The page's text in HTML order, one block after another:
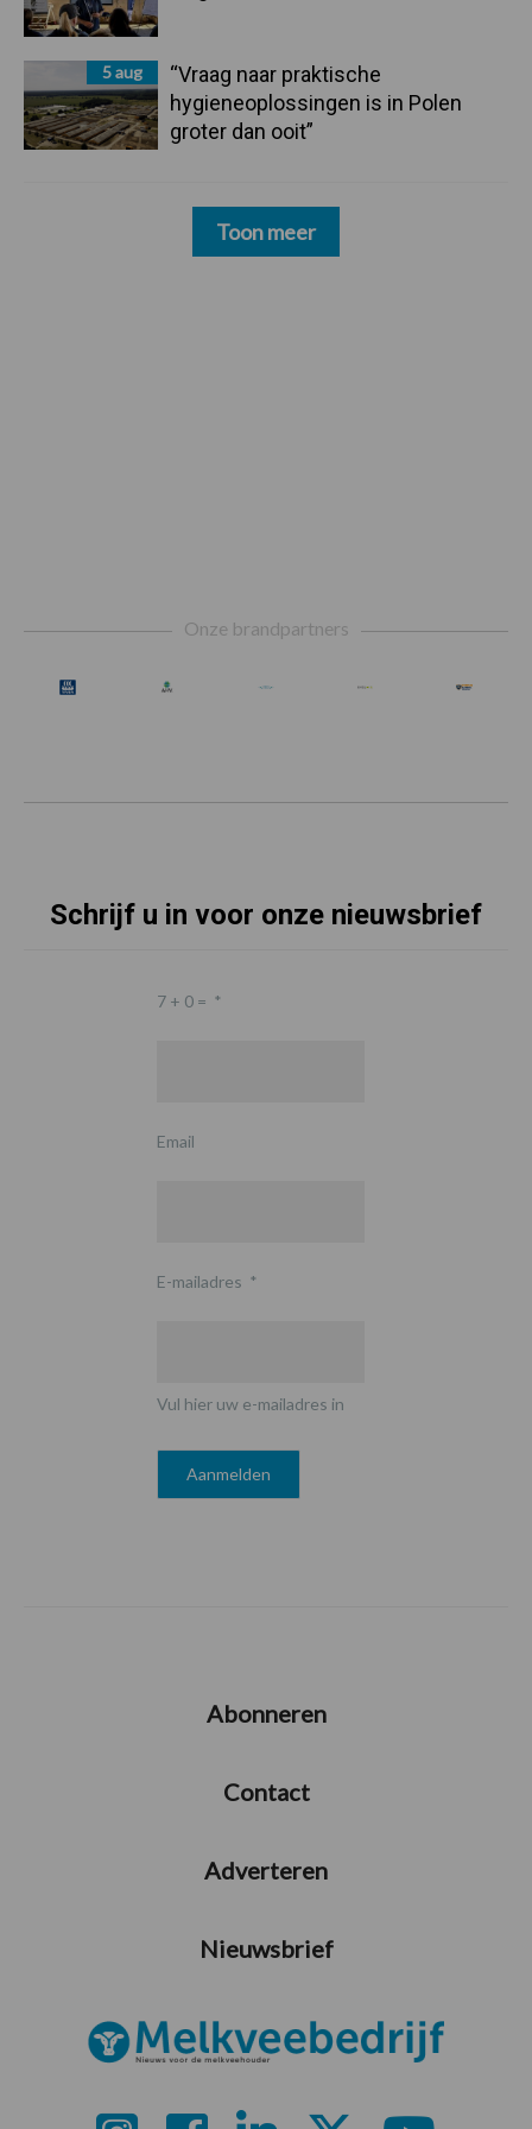
5 aug
“Vraag naar praktische
hygieneoplossingen is in Polen
groter dan ooit”
Toon meer
Onze brandpartners
Schrijf u in voor onze nieuwsbrief
7 + 0 = *
Email
E-mailadres *
Vul hier uw e-mailadres in
Abonneren
Contact
Adverteren
Nieuwsbrief